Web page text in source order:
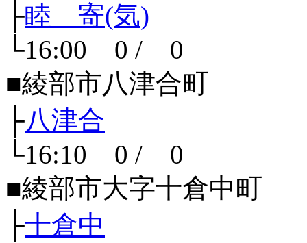
├睦 寄(気)
└16:00 0 / 0
■綾部市八津合町
├八津合
└16:10 0 / 0
■綾部市大字十倉中町
├十倉中